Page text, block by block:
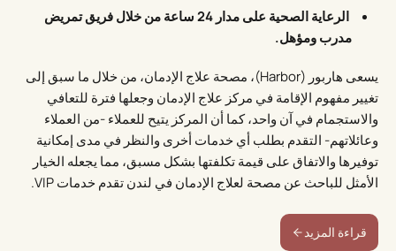
الرعاية الصحية على مدار 24 ساعة من خلال فريق تمريض
مدرب ومؤهل.
يسعى هاربور (Harbor)، مصحة علاج الإدمان، من خلال ما سبق إلى
تغيير مفهوم الإقامة في مركز علاج الإدمان وجعلها فترة للتعافي
والاستجمام في آن واحد، كما أن المركز يتيح للعملاء -من العملاء
وعائلاتهم- التقدم بطلب أي خدمات أخرى والنظر في مدى إمكانية
توفيرها والاتفاق على قيمة تكلفتها بشكل مسبق، مما يجعله الخيار
الأمثل للباحث عن مصحة لعلاج الإدمان في لندن تقدم خدمات VIP.
قراءة المزيد